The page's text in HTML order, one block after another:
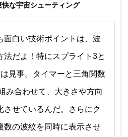
な宇宙シューティング
面白い技術ポイントは、波
法だよ！特にスプライト3と
見事。タイマーと三角関数
み合わせて、大きさや方向
させているんだ。さらにク
数の波紋を同時に表示させ